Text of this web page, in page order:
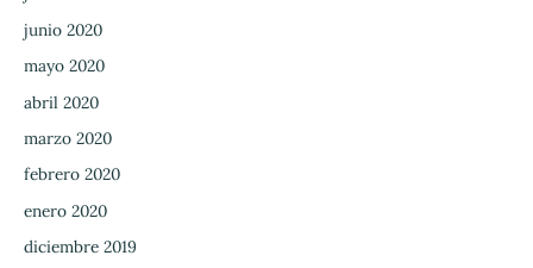
junio 2020
mayo 2020
abril 2020
marzo 2020
febrero 2020
enero 2020
diciembre 2019